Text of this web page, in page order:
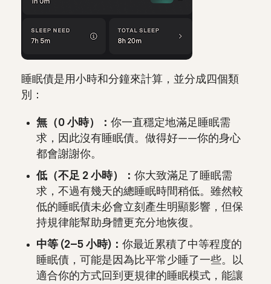
睡眠債是用小時和分鐘來計算，並分成四個類
別：
無（0 小時）： 你一直穩定地滿足睡眠需
求，因此沒有睡眠債。做得好——你的身心
都會謝謝你。
低（不足 2 小時）： 你大致滿足了睡眠需
求，不過有幾天的總睡眠時間稍低。雖然較
低的睡眠債未必會立刻產生明顯影響，但保
持規律能幫助身體更充分地恢復。
中等 (2–5 小時)： 你最近累積了中等程度的
睡眠債，可能是因為比平常少睡了一些。以
適合你的方式回到更規律的睡眠模式，能讓